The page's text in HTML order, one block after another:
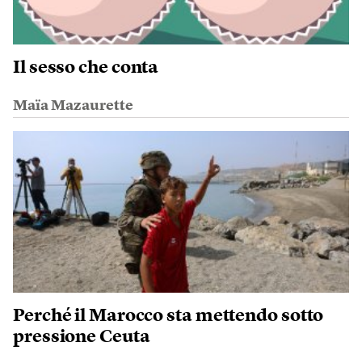
Il sesso che conta
Maïa Mazaurette
Perché il Marocco sta mettendo sotto
pressione Ceuta